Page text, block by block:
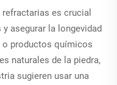
es crucial
asegurar la longevidad
o productos químicos
naturales de la piedra,
sugieren usar una